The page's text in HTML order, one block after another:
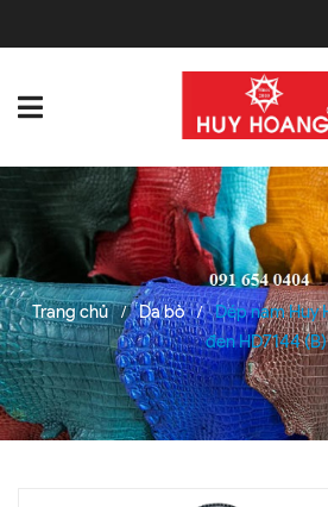
Trang chủ / Da bò /
Dép nam Huy
đen HD7144 (B)